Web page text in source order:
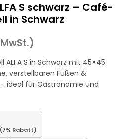
S schwarz – Café-
in Schwarz
ALFA S in Schwarz mit 45×45
verstellbaren Füßen &
ideal für Gastronomie und
(7% Rabatt)